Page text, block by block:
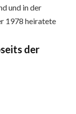
und in der
1978 heiratete
der